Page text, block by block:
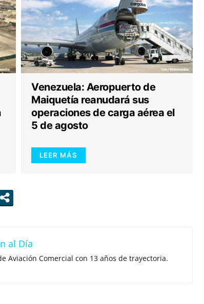
Venezuela: Aeropuerto de
Maiquetía reanudará sus
operaciones de carga aérea el
5 de agosto
LEER MÁS
al Día
Aviación Comercial con 13 años de trayectoria.